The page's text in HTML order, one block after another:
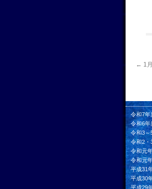
← 1
令和7
令和6
令和3
令和2
令和元
令和元
平成31
平成30
平成29